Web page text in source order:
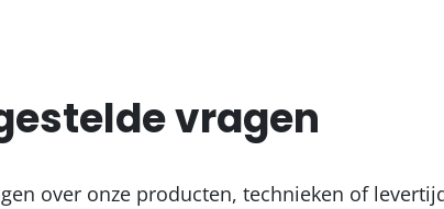
vragen
over onze producten, technieken of